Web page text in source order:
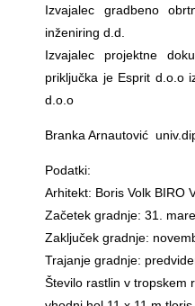
Izvajalec gradbeno
inženiring d.d.
Izvajalec projektne
priključka je Esprit d.o.o
d.o.o
Branka Arnautović
Podatki:
Arhitekt: Boris Volk BIRO
Začetek gradnje: 31.
Zaključek gradnje:
Trajanje gradnje:
Število rastlin v tropskem